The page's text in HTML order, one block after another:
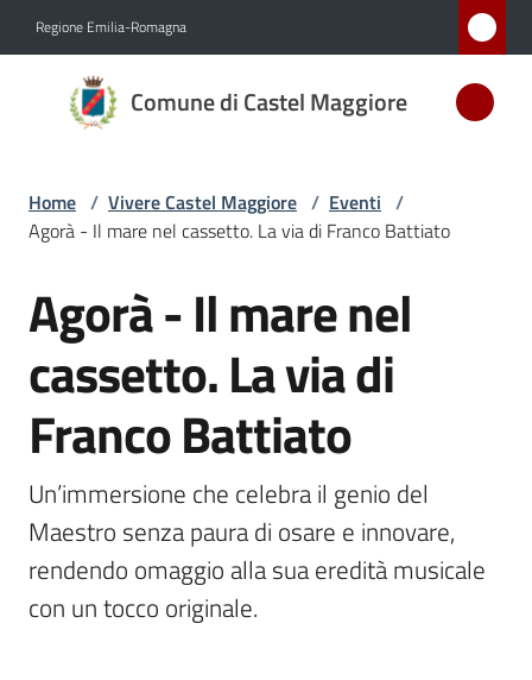
Regione Emilia-Romagna
Comune di Castel Maggiore
Comune
di Castel
D'ARGENTO
AL MERITO
Amministrazione
Novità
Servizi
Vivere
Maggiore
Home / Vivere Castel Maggiore / Eventi /
Agorà - Il mare nel cassetto. La via di Franco Battiato
Salta al contenuto
Agorà - Il mare nel
cassetto. La via di
Franco Battiato
Un’immersione che celebra il genio del
Maestro senza paura di osare e innovare,
rendendo omaggio alla sua eredità musicale
con un tocco originale.